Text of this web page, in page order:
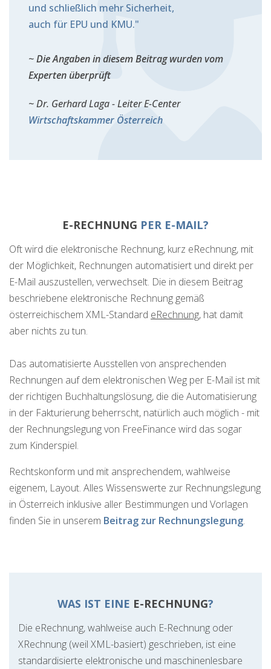
und schließlich mehr Sicherheit,
auch für EPU und KMU."
Die Angaben in diesem Beitrag wurden vom
Experten überprüft
Dr. Gerhard Laga - Leiter E-Center
Wirtschaftskammer Österreich
E-RECHNUNG PER E-MAIL?
Oft wird die elektronische Rechnung, kurz eRechnung, mit
der Möglichkeit, Rechnungen automatisiert und direkt per
E-Mail auszustellen, verwechselt. Die in diesem Beitrag
beschriebene elektronische Rechnung gemäß
österreichischem XML-Standard eRechnung, hat damit
aber nichts zu tun.
Das automatisierte Ausstellen von ansprechenden
Rechnungen auf dem elektronischen Weg per E-Mail ist mit
der richtigen Buchhaltungslösung, die die Automatisierung
in der Fakturierung beherrscht, natürlich auch möglich - mit
der Rechnungslegung von FreeFinance wird das sogar
zum Kinderspiel.
Rechtskonform und mit ansprechendem, wahlweise
eigenem, Layout. Alles Wissenswerte zur Rechnungslegung
in Österreich inklusive aller Bestimmungen und Vorlagen
finden Sie in unserem Beitrag zur Rechnungslegung.
WAS IST EINE E-RECHNUNG?
Die eRechnung, wahlweise auch E-Rechnung oder
XRechnung (weil XML-basiert) geschrieben, ist eine
standardisierte elektronische und maschinenlesbare